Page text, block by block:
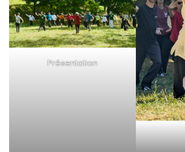
Présentation